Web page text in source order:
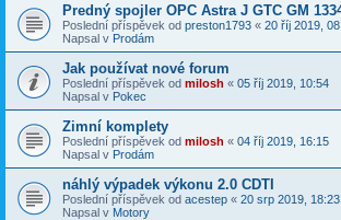
Predný spojler OPC Astra J GTC GM
Poslední příspěvek od preston1793 « 20 říj 2019,
Napsal v Prodám
Jak používat nové forum
Poslední příspěvek od milosh « 05 říj 2019, 10:54
Napsal v Pokec
Zimní komplety
Poslední příspěvek od milosh « 04 říj 2019, 16:15
Napsal v Prodám
náhlý výpadek výkonu 2.0 CDTI
Poslední příspěvek od acestep « 20 srp 2019, 18:23
Napsal v Motory